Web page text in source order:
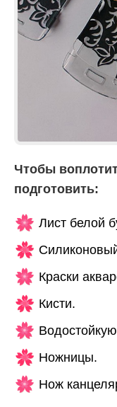
Чтобы
подготовить:
Лист белой
Краски
Кисти.
Водостойкую
Ножницы.
Нож